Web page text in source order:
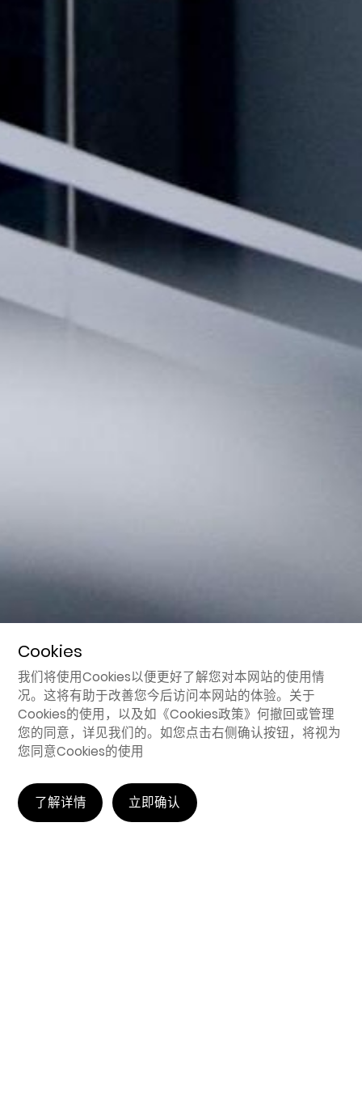
Cookies
我们将使用Cookies以便更好了解您对本网站的使用情
况。这将有助于改善您今后访问本网站的体验。关于
Cookies的使用，以及如 《Cookies政策》何撤回或管理
您的同意，详见我们的。如您点击右侧确认按钮，将视为
您同意Cookies的使用
了解详情 立即确认